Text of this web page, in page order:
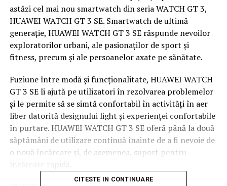
astăzi cel mai nou smartwatch din seria WATCH GT 3,
HUAWEI WATCH GT 3 SE. Smartwatch de ultimă
generație, HUAWEI WATCH GT 3 SE răspunde nevoilor
exploratorilor urbani, ale pasionaților de sport și
fitness, precum și ale persoanelor axate pe sănătate.
Fuziune între modă și funcționalitate, HUAWEI WATCH
GT 3 SE îi ajută pe utilizatori în rezolvarea problemelor
și le permite să se simtă confortabil în activități în aer
liber datorită designului light și experienței confortabile
în purtare. HUAWEI WATCH GT 3 SE oferă până la două
săptămâni de utilizare continuă înainte de a fi nevoie de
o nouă încărcare și, de asemenea, suport pentru
CITESTE IN CONTINUARE